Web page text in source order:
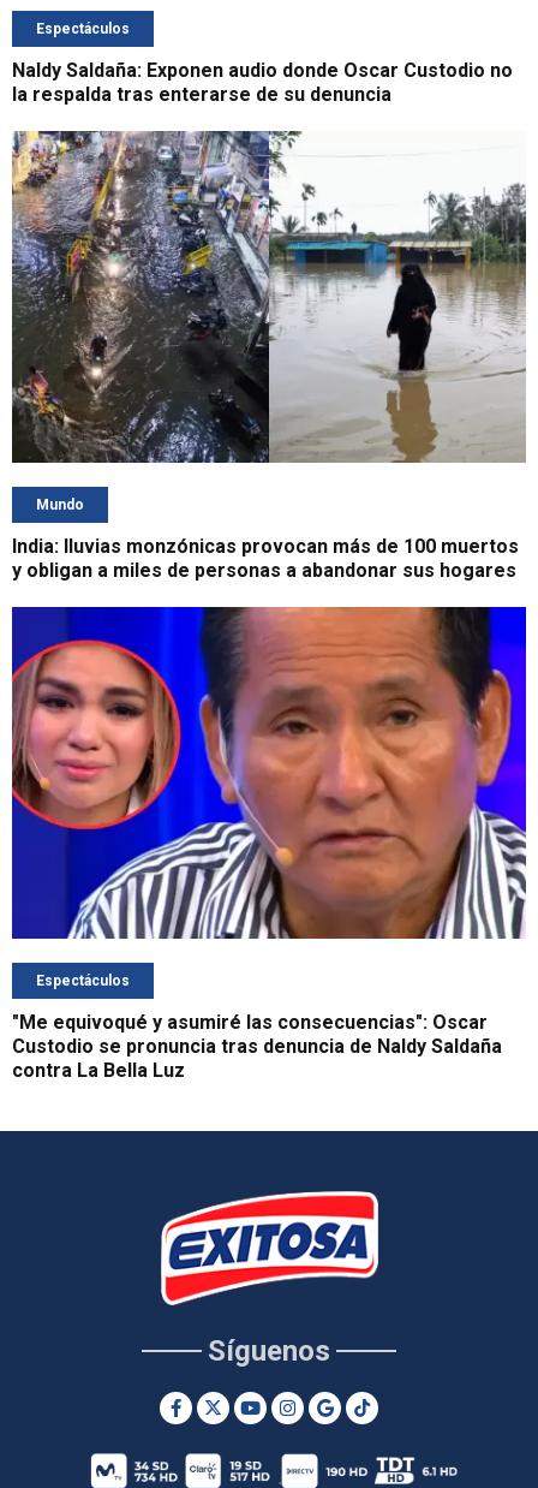
Espectáculos
Naldy Saldaña: Exponen audio donde Oscar Custodio no
la respalda tras enterarse de su denuncia
Mundo
India: lluvias monzónicas provocan más de 100 muertos
y obligan a miles de personas a abandonar sus hogares
Espectáculos
"Me equivoqué y asumiré las consecuencias": Oscar
Custodio se pronuncia tras denuncia de Naldy Saldaña
contra La Bella Luz
Síguenos